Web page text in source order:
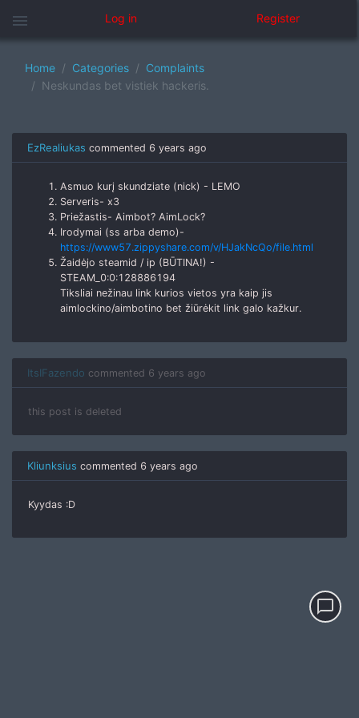
menu Log in Register
Home Categories
Complaints
Neskundas bet vistiek hackeris.
EzRealiukas commented 6 years ago
Asmuo kurį skundziate (nick) - LEMO
Serveris- x3
Priežastis- Aimbot? AimLock?
Irodymai (ss arba demo)-
https://www57.zippyshare.com/v/HJakNcQo/file.html
Žaidėjo steamid / ip (BŪTINA!) -
STEAM_0:0:128886194
Tiksliai nežinau link kurios vietos yra kaip jis
aimlockino/aimbotino bet žiūrėkit link galo kažkur.
ItsIFazendo commented 6 years ago
this post is deleted
Kliunksius commented 6 years ago
Kyydas :D
chat_bubble_outline